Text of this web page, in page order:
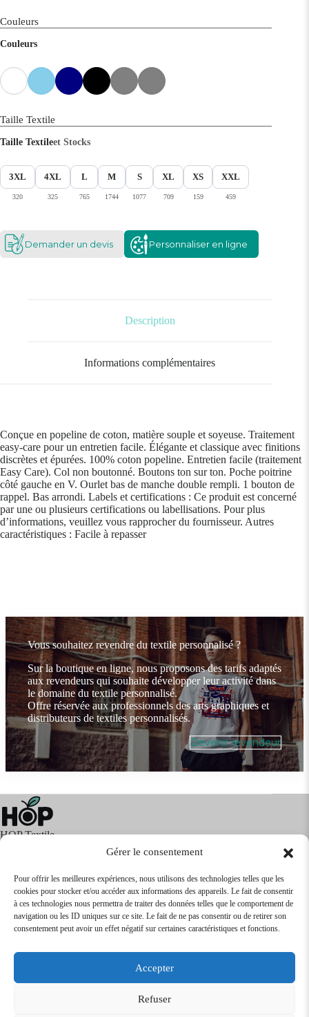
Gérer le consentement
Pour offrir les meilleures expériences, nous utilisons des technologies telles que les
cookies pour stocker et/ou accéder aux informations des appareils. Le fait de consentir
à ces technologies nous permettra de traiter des données telles que le comportement de
navigation ou les ID uniques sur ce site. Le fait de ne pas consentir ou de retirer son
consentement peut avoir un effet négatif sur certaines caractéristiques et fonctions.
Accepter
Refuser
Couleurs
Couleurs
Taille Textile
Taille Textileet Stocks
3XL
320
4XL
325
L
765
M
1744
S
1077
XL
709
XS
159
XXL
459
Demander un devis Personnaliser en ligne
Description
Informations complémentaires
Conçue en popeline de coton, matière souple et soyeuse. Traitement
easy-care pour un entretien facile. Élégante et classique avec finitions
discrètes et épurées. 100% coton popeline. Entretien facile (traitement
Easy Care). Col non boutonné. Boutons ton sur ton. Poche poitrine
côté gauche en V. Ourlet bas de manche double rempli. 1 bouton de
rappel. Bas arrondi. Labels et certifications : Ce produit est concerné
par une ou plusieurs certifications ou labellisations. Pour plus
d’informations, veuillez vous rapprocher du fournisseur. Autres
caractéristiques : Facile à repasser
Vous souhaitez revendre du textile personnalisé ?
Sur la boutique en ligne, nous proposons des tarifs adaptés
aux revendeurs qui souhaite développer leur activité dans
le domaine du textile personnalisé.
Offre réservée aux professionnels des arts graphiques et
distributeurs de textiles personnalisés.
Devenir revendeur
HOP Textile
Textile Articles Publicitaires
Infos
Boutique en ligne
Express 24H
Tarifs Revendeurs